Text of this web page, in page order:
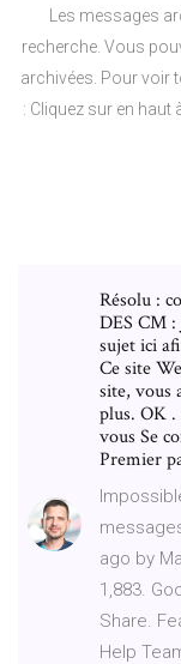
Les messages
recherche. Vous
archivées. Pour voir
: Cliquez sur en
Résolu :
DES CM
sujet ici
Ce site
site, vous
plus. OK .
vous Se
Premier
ago by
1,883.
Share.
Help